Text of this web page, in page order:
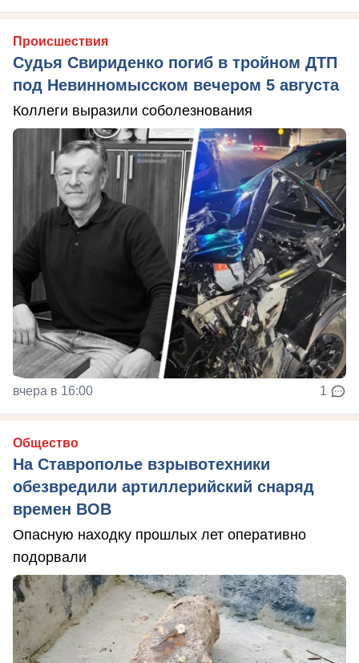
Происшествия
Судья Свириденко погиб в тройном ДТП
под Невинномысском вечером 5 августа
Коллеги выразили соболезнования
вчера в 16:00 1
Общество
На Ставрополье взрывотехники
обезвредили артиллерийский снаряд
времен ВОВ
Опасную находку прошлых лет оперативно
подорвали